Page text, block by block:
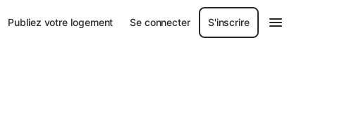
Publiez votre logement Se connecter S'inscrire